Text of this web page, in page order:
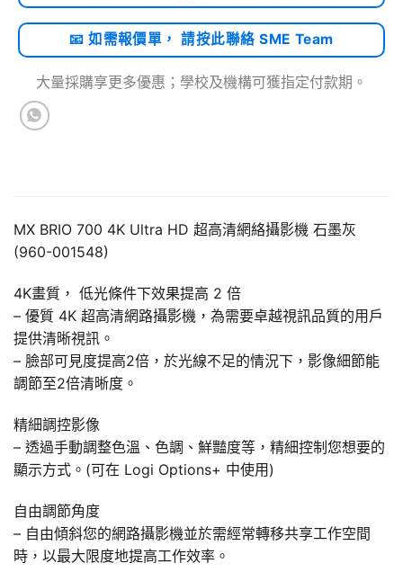
📧 如需報價單， 請按此聯絡 SME Team
大量採購享更多優惠；學校及機構可獲指定付款期。
MX BRIO 700 4K Ultra HD 超高清網絡攝影機 石墨灰
(960-001548)
4K畫質， 低光條件下效果提高 2 倍
– 優質 4K 超高清網路攝影機，為需要卓越視訊品質的用戶
提供清晰視訊。
– 臉部可見度提高2倍，於光線不足的情況下，影像細節能
調節至2倍清晰度。
精細調控影像
– 透過手動調整色溫、色調、鮮豔度等，精細控制您想要的
顯示方式。(可在 Logi Options+ 中使用)
自由調節角度
– 自由傾斜您的網路攝影機並於需經常轉移共享工作空間
時，以最大限度地提高工作效率。